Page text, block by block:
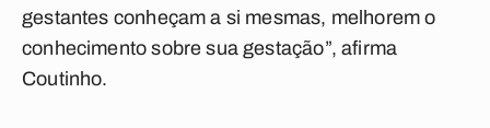
gestantes conheçam a si mesmas, melhorem o
conhecimento sobre sua gestação”, afirma
Coutinho.